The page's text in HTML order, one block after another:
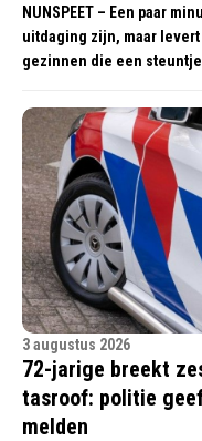
NUNSPEET – Een paar
uitdaging zijn, maar
gezinnen die een
3 augustus 2026
72-jarige breekt
tasroof: politie
melden